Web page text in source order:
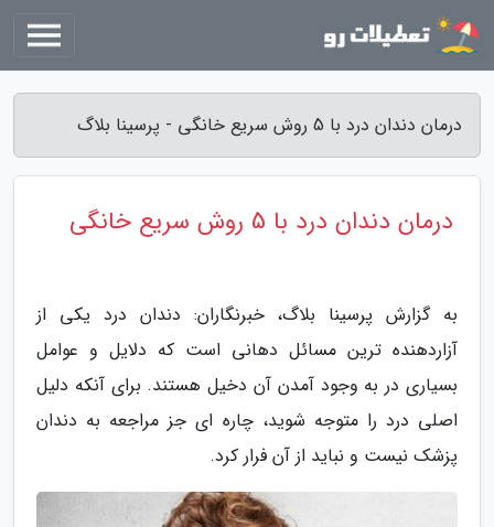
درمان دندان درد با 5 روش سریع خانگی - پرسینا بلاگ
درمان دندان درد با 5 روش سریع خانگی
به گزارش پرسینا بلاگ، خبرنگاران: دندان درد یکی از
آزاردهنده ترین مسائل دهانی است که دلایل و عوامل
بسیاری در به وجود آمدن آن دخیل هستند. برای آنکه دلیل
اصلی درد را متوجه شوید، چاره ای جز مراجعه به دندان
پزشک نیست و نباید از آن فرار کرد.